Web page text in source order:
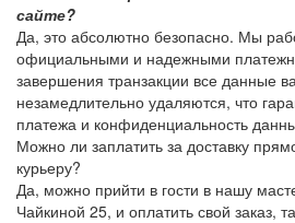
сайте?
Да, это абсолютно безопасно. Мы
официальными и надежными
завершения транзакции все данные
незамедлительно удаляются, что
платежа и конфиденциальность
Можно ли заплатить за доставку
курьеру?
Да, можно прийти в гости в нашу
Чайкиной 25, и оплатить свой заказ,